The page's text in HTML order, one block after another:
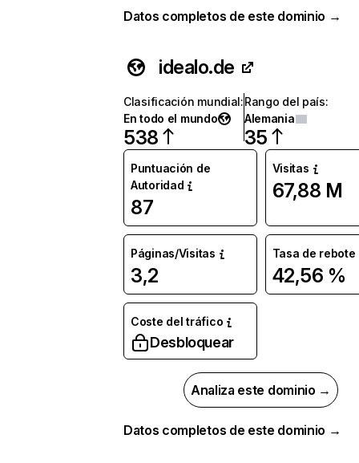
Datos completos de este dominio →
idealo.de
Clasificación mundial:
En todo el mundo
538
Rango del país:
Alemania
35
Puntuación de
Autoridad
87
Visitas
67,88 M
Páginas/Visitas
3,2
Tasa de rebote
42,56 %
Coste del tráfico
Desbloquear
Analiza este dominio →
Datos completos de este dominio →